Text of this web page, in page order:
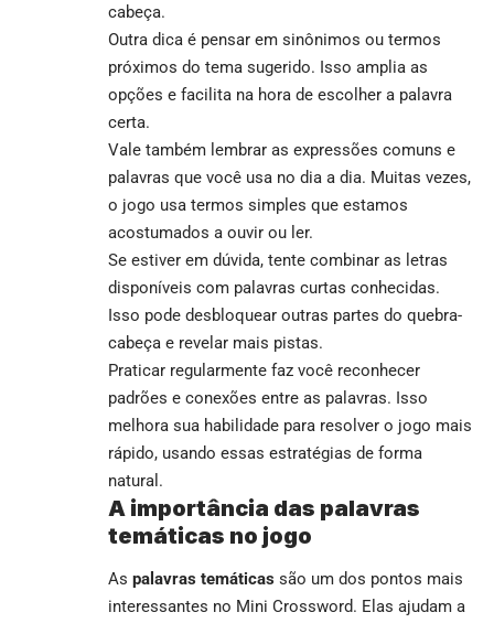
cabeça.
Outra dica é pensar em sinônimos ou termos
próximos do tema sugerido. Isso amplia as
opções e facilita na hora de escolher a palavra
certa.
Vale também lembrar as expressões comuns e
palavras que você usa no dia a dia. Muitas vezes,
o jogo usa termos simples que estamos
acostumados a ouvir ou ler.
Se estiver em dúvida, tente combinar as letras
disponíveis com palavras curtas conhecidas.
Isso pode desbloquear outras partes do quebra-
cabeça e revelar mais pistas.
Praticar regularmente faz você reconhecer
padrões e conexões entre as palavras. Isso
melhora sua habilidade para resolver o jogo mais
rápido, usando essas estratégias de forma
natural.
A importância das palavras
temáticas no jogo
As palavras temáticas são um dos pontos mais
interessantes no Mini Crossword. Elas ajudam a